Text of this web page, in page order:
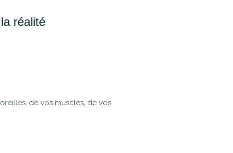
réalité
de vos muscles, de vos